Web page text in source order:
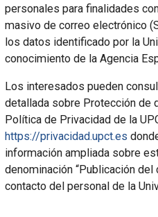
personales para finalidades
masivo de correo electrónico
los datos identificado por la
conocimiento de la Agencia
Los interesados pueden
detallada sobre Protección de
Política de Privacidad de la
https://privacidad.upct.es
información ampliada sobre
denominación “Publicación
contacto del personal de la